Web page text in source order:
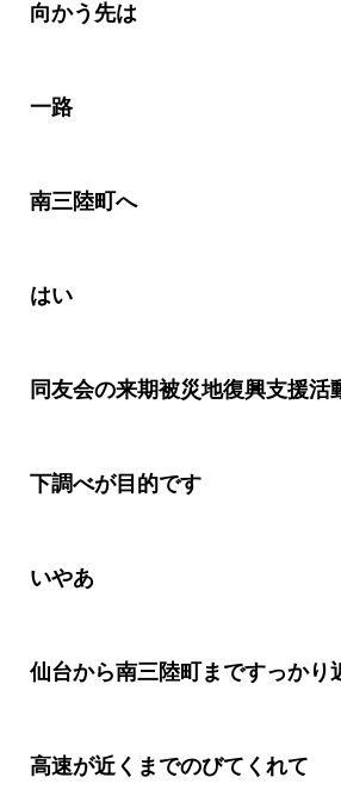
向かう先は
一路
南三陸町へ
はい
同友会の来期被災地復興支援活
下調べが目的です
いやあ
仙台から南三陸町まですっかり
高速が近くまでのびてくれて